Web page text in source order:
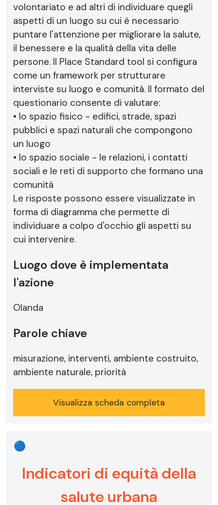
volontariato e ad altri di individuare quegli
aspetti di un luogo su cui è necessario
puntare l'attenzione per migliorare la salute,
il benessere e la qualità della vita delle
persone. Il Place Standard tool si configura
come un framework per strutturare
interviste su luogo e comunità. Il formato del
questionario consente di valutare:
• lo spazio fisico - edifici, strade, spazi
pubblici e spazi naturali che compongono
un luogo
• lo spazio sociale - le relazioni, i contatti
sociali e le reti di supporto che formano una
comunità
Le risposte possono essere visualizzate in
forma di diagramma che permette di
individuare a colpo d'occhio gli aspetti su
cui intervenire.
Luogo dove è implementata
l'azione
Olanda
Parole chiave
misurazione, interventi, ambiente costruito,
ambiente naturale, priorità
Visualizza scheda completa
🔵
Indicatori di equità della
salute urbana